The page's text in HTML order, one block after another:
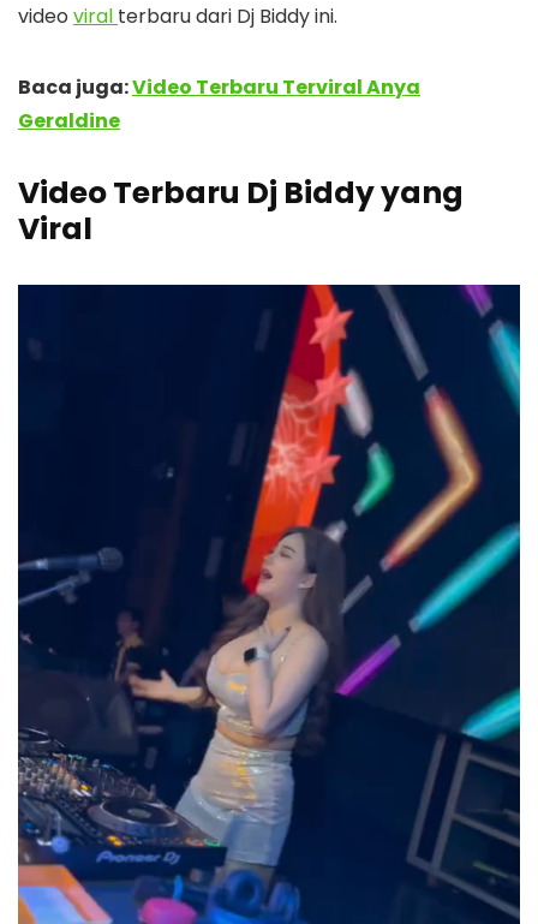
video viral terbaru dari Dj Biddy ini.
Baca juga:Video Terbaru Terviral Anya
Geraldine
Video Terbaru Dj Biddy yang
Viral